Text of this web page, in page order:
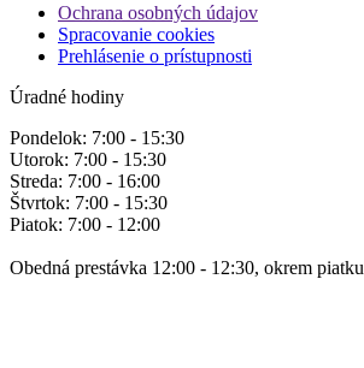
Ochrana osobných údajov
Spracovanie cookies
Prehlásenie o prístupnosti
Úradné hodiny
Pondelok: 7:00 - 15:30
Utorok: 7:00 - 15:30
Streda: 7:00 - 16:00
Štvrtok: 7:00 - 15:30
Piatok: 7:00 - 12:00
Obedná prestávka 12:00 - 12:30, okrem piatku